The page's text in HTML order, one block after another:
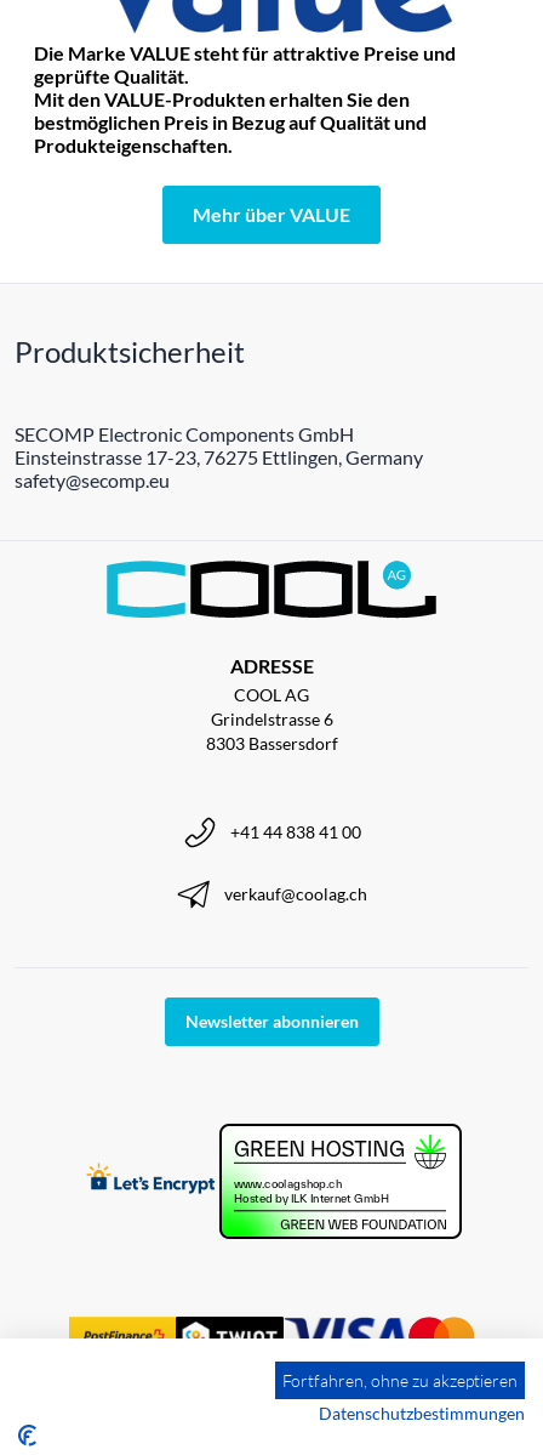
Die Marke VALUE steht für attraktive Preise und
geprüfte Qualität.
Mit den VALUE-Produkten erhalten Sie den
bestmöglichen Preis in Bezug auf Qualität und
Produkteigenschaften.
Mehr über VALUE
Produktsicherheit
SECOMP Electronic Components GmbH
Einsteinstrasse 17-23, 76275 Ettlingen, Germany
safety@secomp.eu
ADRESSE
COOL AG
Grindelstrasse 6
8303 Bassersdorf
+41 44 838 41 00
verkauf@coolag.ch
Newsletter abonnieren
Fortfahren, ohne zu akzeptieren
Datenschutzbestimmungen